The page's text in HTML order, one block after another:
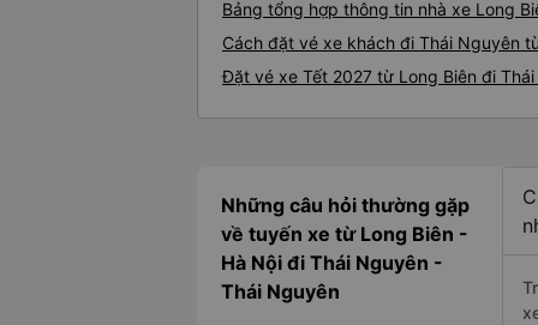
Bảng tổng hợp thông tin nhà xe Long
Cách đặt vé xe khách đi Thái Nguyên
Đặt vé xe Tết 2027 từ Long Biên đi
Những câu hỏi thường gặp
về tuyến xe từ Long Biên -
Hà Nội đi Thái Nguyên -
Thái Nguyên